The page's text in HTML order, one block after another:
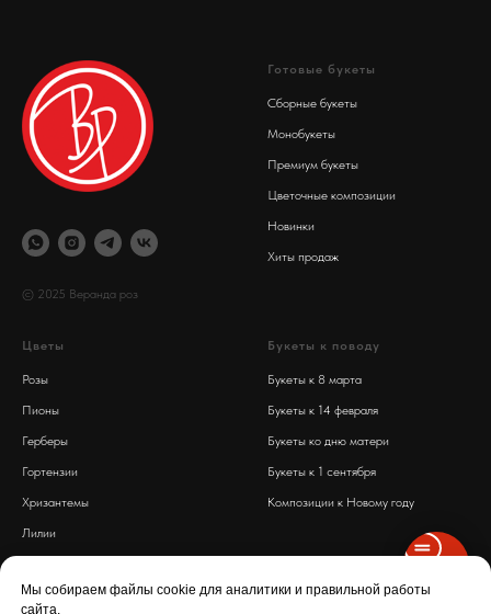
© 2025 Веранда роз
Готовые букеты
Сборные букеты
Монобукеты
Премиум букеты
Цветочные композиции
Новинки
Хиты продаж
Цветы
Розы
Пионы
Герберы
Гортензии
Хризантемы
Лилии
Букеты к поводу
Букеты к 8 марта
Букеты к 14 февраля
Букеты ко дню матери
Букеты к 1 сентября
Композиции к Новому году
Обработка персональных данных
Политика конфиденциальности
Мы собираем файлы cookie для аналитики и правильной работы
сайта.